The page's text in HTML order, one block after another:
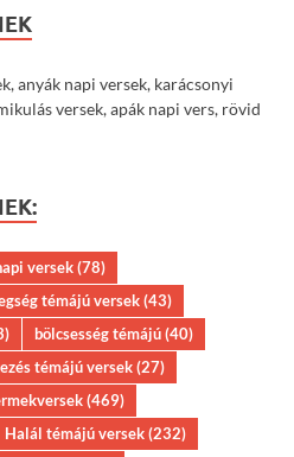
anyák napi versek, karácsonyi
versek, apák napi vers, rövid
versek(78)
témájú versek(43)
bölcsesség témájú(40)
témájú versek(27)
(469)
Halál témájú versek(232)